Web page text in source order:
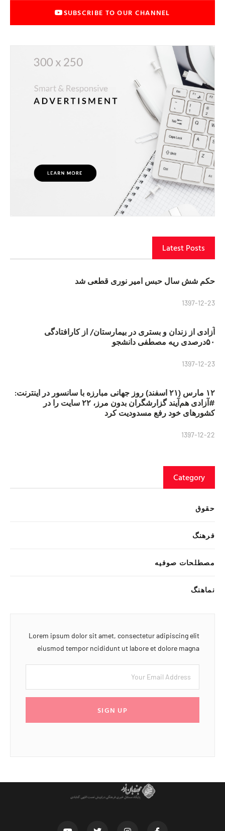
SUBSCRIBE TO OUR CHANNEL
Latest Posts
حکم شش سال حبس امیر نوری قطعی شد
1397-12-23
آزادی از زندان و بستری در بیمارستان/ از کارافتادگی
۵۰درصدی ریه مصطفی دانشجو
1397-12-23
۱۲ مارس (۲۱ اسفند) روز جهانی مبارزه با سانسور در اینترنت:
#آزادی هم‌آیند گزارشگران‌ بدون مرز، ۲۲ سایت را در
کشورهای خود رفع مسدودیت کرد
1397-12-22
Category
حقوق
فرهنگ
مصطلحات صوفیه
نماهنگ
Lorem ipsum dolor sit amet, consectetur adipiscing elit
eiusmod tempor ncididunt ut labore et dolore magna
SIGN UP